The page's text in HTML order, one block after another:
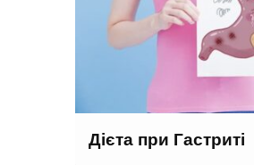
Дієта при Гастриті